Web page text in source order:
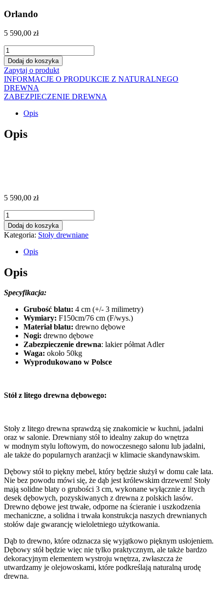
Orlando
5 590,00 zł
ilość
Orlando
Dodaj do koszyka
Zapytaj o produkt
INFORMACJE O PRODUKCIE Z NATURALNEGO
DREWNA
ZABEZPIECZENIE DREWNA
Opis
Opis
5 590,00 zł
ilość
Orlando
Dodaj do koszyka
Kategoria: Stoły drewniane
Opis
Opis
Specyfikacja:
Grubość blatu: 4 cm (+/- 3 milimetry)
Wymiary: F150cm/76 cm (F/wys.)
Materiał blatu: drewno dębowe
Nogi: drewno dębowe
Zabezpieczenie drewna: lakier półmat Adler
Waga: około 50kg
Wyprodukowano w Polsce
Stół z litego drewna dębowego:
Stoły z litego drewna sprawdzą się znakomicie w kuchni, jadalni
oraz w salonie. Drewniany stół to idealny zakup do wnętrza
w modnym stylu loftowym, do nowoczesnego salonu lub jadalni,
ale także do popularnych aranżacji w klimacie skandynawskim.
Dębowy stół to piękny mebel, który będzie służył w domu całe lata.
Nie bez powodu mówi się, że dąb jest królewskim drzewem! Stoły
mają solidne blaty o grubości 3 cm, wykonane wyłącznie z litych
desek dębowych, pozyskiwanych z drewna z polskich lasów.
Drewno dębowe jest trwałe, odporne na ścieranie i uszkodzenia
mechaniczne, a solidna i trwała konstrukcja naszych drewnianych
stołów daje gwarancję wieloletniego użytkowania.
Dąb to drewno, które odznacza się wyjątkowo pięknym usłojeniem.
Dębowy stół będzie więc nie tylko praktycznym, ale także bardzo
dekoracyjnym elementem wystroju wnętrza, zwłaszcza że
utwardzamy je olejowoskami, które podkreślają naturalną urodę
drewna.